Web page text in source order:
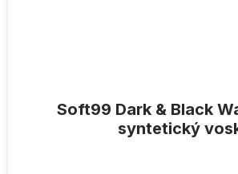
Soft99 Dark & Black
syntetický